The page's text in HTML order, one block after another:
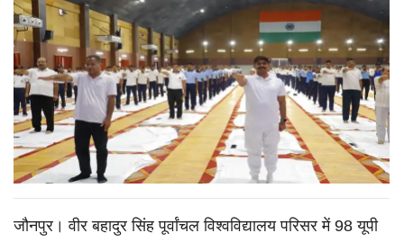
जौनपुर। वीर बहादुर सिंह पूर्वांचल विश्वविद्यालय परिसर में 98 यूपी